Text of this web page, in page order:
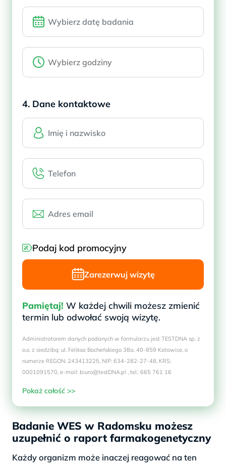
4. Dane kontaktowe
Podaj kod promocyjny
Zarezerwuj wizytę
Pamiętaj! W każdej chwili możesz zmienić
termin lub odwołać swoją wizytę.
Administratorem danych podanych w formularzu jest TESTDNA sp. z
o.o. z siedzibą: ul. Feliksa Bocheńskiego 38a, 40-859 Katowice, o
numerze REGON: 243413225, NIP: 634-282-27-48, KRS:
0001091570, e-mail: biuro@testDNA.pl , tel.: 665 761 16
Pokaż całość >>
Badanie WES w Radomsku możesz
uzupełnić o raport farmakogenetyczny
Każdy organizm może inaczej reagować na ten